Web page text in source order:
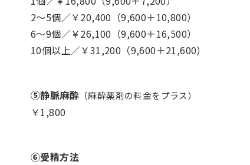
2～5個／￥20,400（9,600＋10,800）
6～9個／￥26,100（9,600＋16,500）
10個以上／￥31,200（9,600＋21,600）
⑤静脈麻酔 （麻酔薬剤の料金をプラス）
￥1,800
⑥受精方法